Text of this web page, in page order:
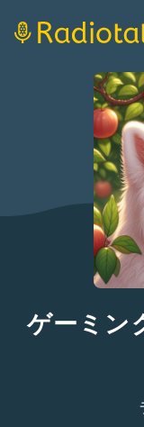
ゲーミン